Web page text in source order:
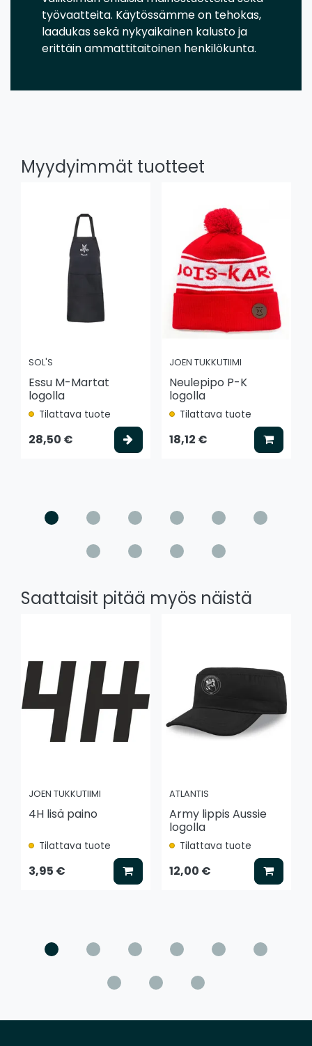
työvaatteita. Käytössämme on tehokas,
laadukas sekä nykyaikainen kalusto ja
erittäin ammattitaitoinen henkilökunta.
Myydyimmät tuotteet
SOL'S
Essu M-Martat
logolla
Tilattava tuote
28,50 € Valitse vaihtoehto
JOEN TUKKUTIIMI
Neulepipo P-K
logolla
Tilattava tuote
18,12 € Lisää
Saattaisit pitää myös näistä
JOEN TUKKUTIIMI
4H lisä paino
Tilattava tuote
3,95 € Lisää koriin
ATLANTIS
Army lippis Aussie
logolla
Tilattava tuote
12,00 € Lisää